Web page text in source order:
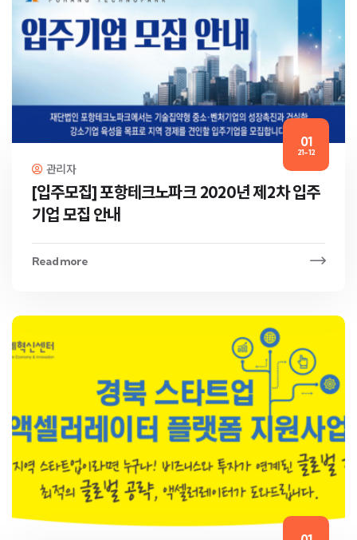
01
21-12
관리자
[입주모집] 포항테크노파크 2020년 제2차 입주
기업 모집 안내
Read more